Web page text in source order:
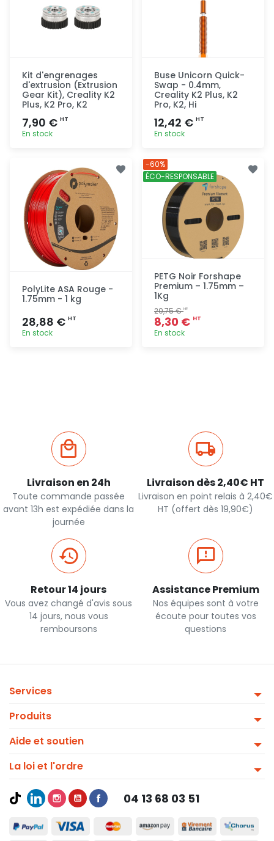
Kit d'engrenages
d'extrusion (Extrusion
Gear Kit), Creality K2
Plus, K2 Pro, K2
7,90 € HT
En stock
rapide
Buse Unicorn Quick-
Swap - 0.4mm,
Creality K2 Plus, K2
Pro, K2, Hi
12,42 € HT
En stock
rapide
PolyLite ASA Rouge -
1.75mm - 1 kg
28,88 € HT
En stock
PETG Noir Forshape
Premium – 1.75mm –
1Kg
20,75 €HT
8,30 € HT
En stock
-60%
ÉCO-RESPONSABLE
Livraison en 24h
Toute commande passée
avant 13h est expédiée dans la
journée
Livraison dès 2,40€ HT
Livraison en point relais à 2,40€
HT (offert dès 19,90€)
Retour 14 jours
Vous avez changé d'avis sous
14 jours, nous vous
remboursons
Assistance Premium
Nos équipes sont à votre
écoute pour toutes vos
questions
Services
Produits
Aide et soutien
La loi et l'ordre
04 13 68 03 51